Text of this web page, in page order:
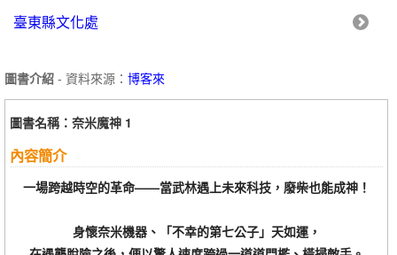
臺東縣文化處
圖書介紹 - 資料來源： 博客來
圖書名稱：奈米魔神 1
內容簡介
一場跨越時空的革命——當武林遇上未來科技，廢柴也能成神！
身懷奈米機器、「不幸的第七公子」天如運，